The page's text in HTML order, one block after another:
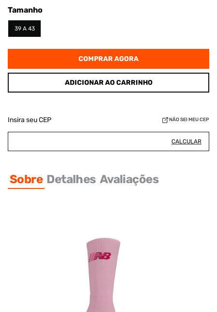
Tamanho
39 A 43
COMPRAR AGORA
ADICIONAR AO CARRINHO
Insira seu CEP NÃO SEI MEU CEP
CALCULAR
Sobre Detalhes Avaliações